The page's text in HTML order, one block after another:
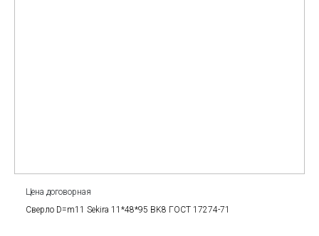
Цена договорная
Сверло D=m11 Sekira 11*48*95 BK8 ГОСТ 17274-71